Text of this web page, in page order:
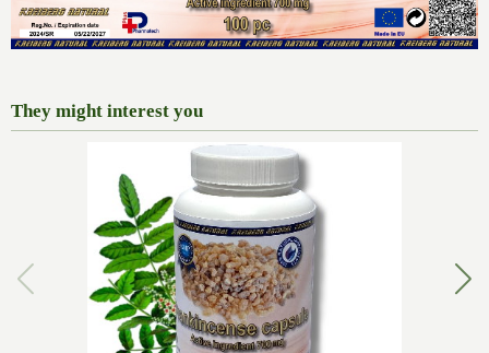
They might interest you